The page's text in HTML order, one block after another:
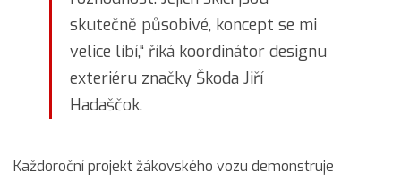
skutečně působivé, koncept se mi
velice líbí,“ říká koordinátor designu
exteriéru značky Škoda Jiří
Hadaščok.
Každoroční projekt žákovského vozu demonstruje